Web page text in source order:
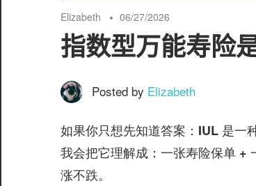
险
理
财
务
区
Elizabeth 06/27/2026
指数型万能寿险
Posted by Elizabeth
如果你只想先知道答案：IUL 是一
我会把它理解成： 一张寿险保单 +
涨不跌。